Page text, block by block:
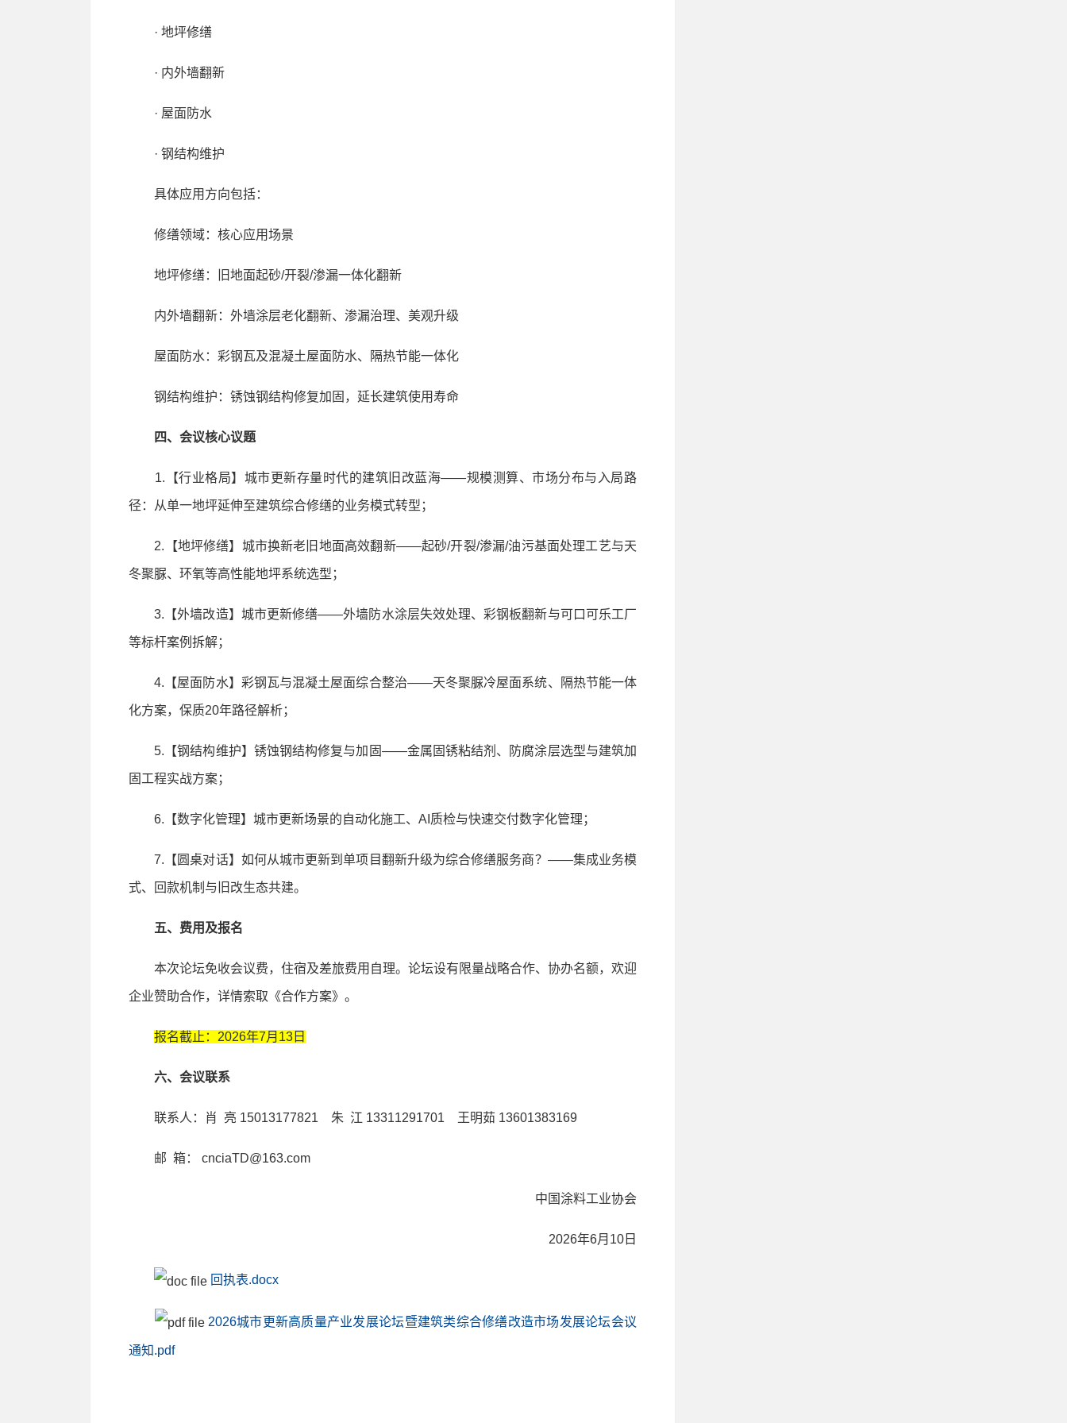
· 地坪修缮
· 内外墙翻新
· 屋面防水
· 钢结构维护
具体应用方向包括：
修缮领域：核心应用场景
地坪修缮：旧地面起砂/开裂/渗漏一体化翻新
内外墙翻新：外墙涂层老化翻新、渗漏治理、美观升级
屋面防水：彩钢瓦及混凝土屋面防水、隔热节能一体化
钢结构维护：锈蚀钢结构修复加固，延长建筑使用寿命
四、会议核心议题
1.【行业格局】城市更新存量时代的建筑旧改蓝海——规模测算、市场分布与入局路
径：从单一地坪延伸至建筑综合修缮的业务模式转型；
2.【地坪修缮】城市换新老旧地面高效翻新——起砂/开裂/渗漏/油污基面处理工艺与天
冬聚脲、环氧等高性能地坪系统选型；
3.【外墙改造】城市更新修缮——外墙防水涂层失效处理、彩钢板翻新与可口可乐工厂
等标杆案例拆解；
4.【屋面防水】彩钢瓦与混凝土屋面综合整治——天冬聚脲冷屋面系统、隔热节能一体
化方案，保质20年路径解析；
5.【钢结构维护】锈蚀钢结构修复与加固——金属固锈粘结剂、防腐涂层选型与建筑加
固工程实战方案；
6.【数字化管理】城市更新场景的自动化施工、AI质检与快速交付数字化管理；
7.【圆桌对话】如何从城市更新到单项目翻新升级为综合修缮服务商？——集成业务模
式、回款机制与旧改生态共建。
五、费用及报名
本次论坛免收会议费，住宿及差旅费用自理。论坛设有限量战略合作、协办名额，欢迎
企业赞助合作，详情索取《合作方案》。
报名截止：2026年7月13日
六、会议联系
联系人：肖 亮 15013177821 朱 江 13311291701 王明茹 13601383169
邮 箱： cnciaTD@163.com
中国涂料工业协会
2026年6月10日
回执表.docx
2026城市更新高质量产业发展论坛暨建筑类综合修缮改造市场发展论坛会议
通知.pdf